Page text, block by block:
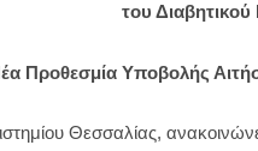
του
Προθεσμία Υποβολής
Θεσσαλίας,